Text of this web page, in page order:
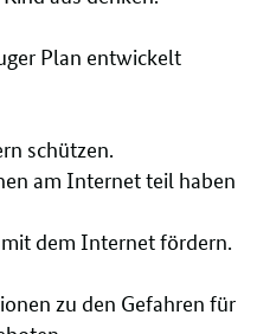
Plan entwickelt
schützen.
am Internet teil haben
dem Internet fördern.
zu den Gefahren für